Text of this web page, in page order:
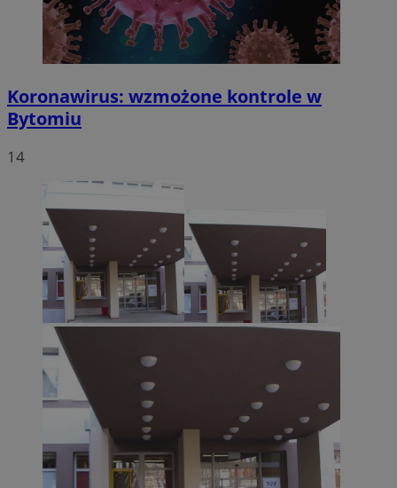
Koronawirus: wzmożone kontrole w
Bytomiu
14